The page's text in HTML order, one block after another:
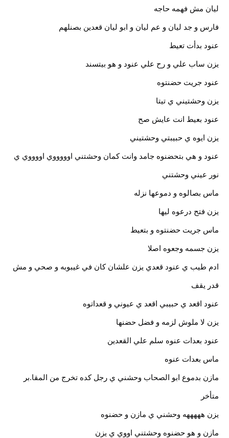
ليان مش فهمه حاجه
فارس و جد ليان و عم ليان و ابو ليان قعدين بصنلهم
عنود بدأت تعيط
يزن ساب علي و رح علي عنود و هو بيتسند
عنود جريت حضنتوه
يزن وحشتيني ي تيتا
عنود بعيط انت عايش صح
يزن ايوه ي حبيبتي وحشتيني
عنود و هي بتحضنوه جامد وانت كمان وحشتني اوووووي اووووي ي
نور عيني وحشتني
ماس بصالوه و دموعها نزله
يزن فتح درعوه ليها
ماس جريت حضنتوه و بتعيط
يزن جسمه وجعوه اصلا
ادم طيب ي عنود قعدي يزن علشان كان في غيبوبه و صحي و مش
قدر يقف
عنود اقعد ي حبيبي اقعد ي عيوني و قعداتوه
يزن لا ملوش لزمه و فضل حضنها
عنود بعدات عنوه سلم علي القعدين
ماس بعدات عنوه
مازن بدموع ابو الصحاب وحشني ي رجل كده تخرج من المقا.بر
متأخر
يزن هههههه وحشني ي مازن و حضنوه
مازن و هو حضنوه وحشتني اووي ي يزن